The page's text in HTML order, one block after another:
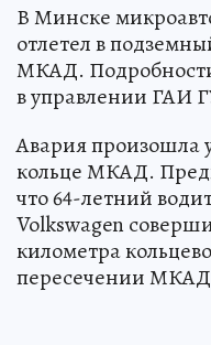
В Минске
отлетел в
МКАД.
в управлении ГАИ
Авария произошла
кольце МКАД.
что 64-летний
Volkswagen
километра
пересечении